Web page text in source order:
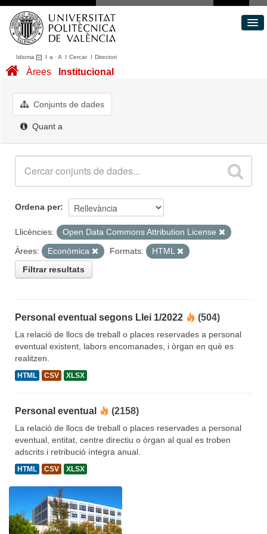
Idioma I a ·A I CercarI Directori
Conjunts de dades
Quant a
Àrees Institucional
Conjunts de dades
Quant a
Ordena per
Llicències:
Open Data Commons Attribution License
Àrees:
Econòmica Formats:
HTML
Filtrar resultats
Personal eventual segons Llei 1/2022 (504)
La relació de llocs de treball o places reservades a personal
eventual existent, labors encomanades, i òrgan en què es
realitzen.
HTML CSV XLSX
Personal eventual (2158)
La relació de llocs de treball o places reservades a personal
eventual, entitat, centre directiu o òrgan al qual es troben
adscrits i retribució íntegra anual.
HTML CSV XLSX